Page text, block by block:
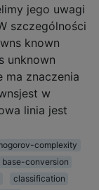
jego uwagi
szczególności
known
unknown
ma znaczenia
w
linia jest
complexity
base-conversion
classification